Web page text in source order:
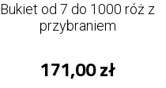
Bukiet od 7 do 1000 róż z
przybraniem
171,00 zł